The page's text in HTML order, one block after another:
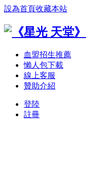
設為首頁收藏本站
血盟招生推薦
懶人包下載
線上客服
贊助介紹
登陸
註冊